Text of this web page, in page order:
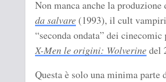
Non manca anche la
da salvare (1993), il cult
“seconda ondata” dei
X-Men le origini: Wolverine del
Questa è solo una minima parte